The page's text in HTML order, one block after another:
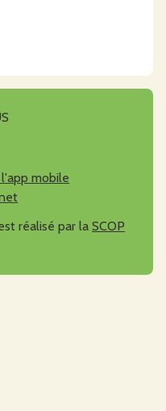
mobile
réalisé par la SCOP